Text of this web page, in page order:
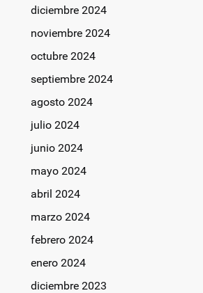
diciembre 2024
noviembre 2024
octubre 2024
septiembre 2024
agosto 2024
julio 2024
junio 2024
mayo 2024
abril 2024
marzo 2024
febrero 2024
enero 2024
diciembre 2023